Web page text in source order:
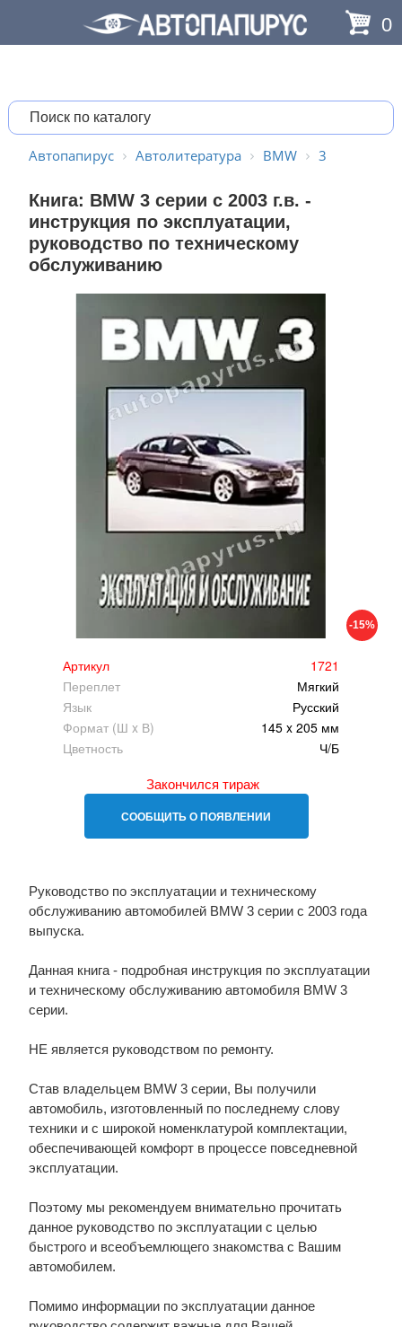
0
Автопапирус Автолитература BMW 3
Книга: BMW 3 серии с 2003 г.в. -
инструкция по эксплуатации,
руководство по техническому
обслуживанию
-15%
Артикул
1721
Переплет
Мягкий
Язык
Русский
Формат (Ш x В)
145 x 205 мм
Цветность
Ч/Б
Закончился тираж
СООБЩИТЬ О ПОЯВЛЕНИИ
Руководство по эксплуатации и техническому
обслуживанию автомобилей BMW 3 серии с 2003 года
выпуска.
Данная книга - подробная инструкция по эксплуатации
и техническому обслуживанию автомобиля BMW 3
серии.
НЕ является руководством по ремонту.
Став владельцем BMW 3 серии, Вы получили
автомобиль, изготовленный по последнему слову
техники и с широкой номенклатурой комплектации,
обеспечивающей комфорт в процессе повседневной
эксплуатации.
Поэтому мы рекомендуем внимательно прочитать
данное руководство по эксплуатации с целью
быстрого и всеобъемлющего знакомства с Вашим
автомобилем.
Помимо информации по эксплуатации данное